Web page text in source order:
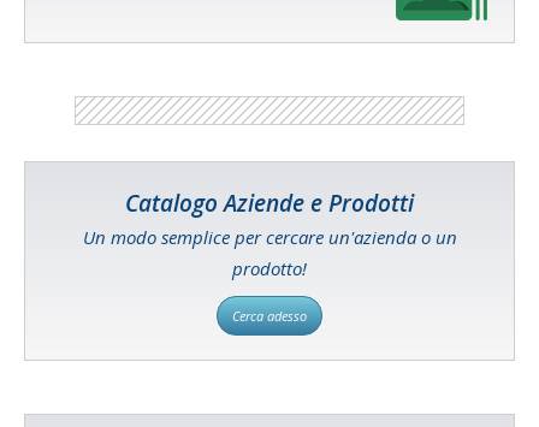
Catalogo Aziende e Prodotti
Un modo semplice per cercare un'azienda o un
prodotto!
Cerca adesso